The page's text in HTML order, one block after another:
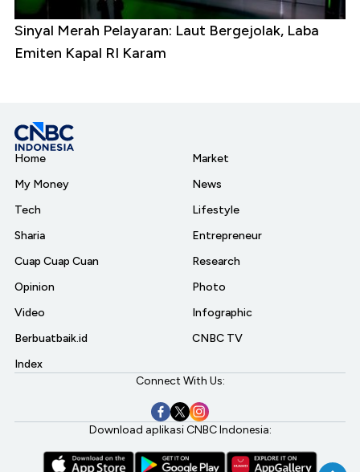
Sinyal Merah Pelayaran: Laut Bergejolak, Laba
Emiten Kapal RI Karam
Home
My Money
Tech
Sharia
Cuap Cuap Cuan
Opinion
Video
Berbuatbaik.id
Index
Market
News
Lifestyle
Entrepreneur
Research
Photo
Infographic
CNBC TV
Connect With Us:
Download aplikasi CNBC Indonesia: